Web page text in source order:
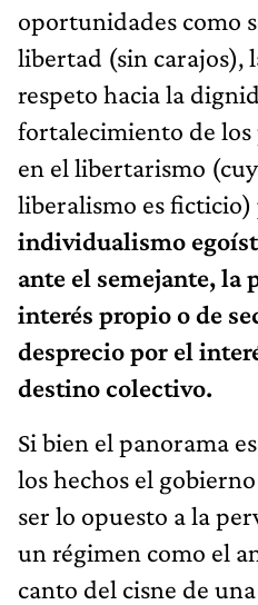
oportunidades como
libertad (sin carajos),
respeto hacia la
fortalecimiento de
en el libertarismo
liberalismo es ficticio)
individualismo
ante el semejante, la
interés propio o de
desprecio por el
destino colectivo.
Si bien el panorama
los hechos el
ser lo opuesto a la
un régimen como el
canto del cisne de